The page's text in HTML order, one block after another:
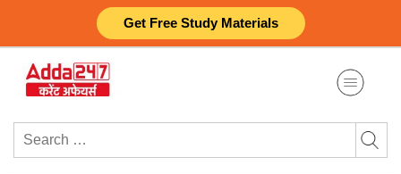
Get Free Study Materials
content
Search